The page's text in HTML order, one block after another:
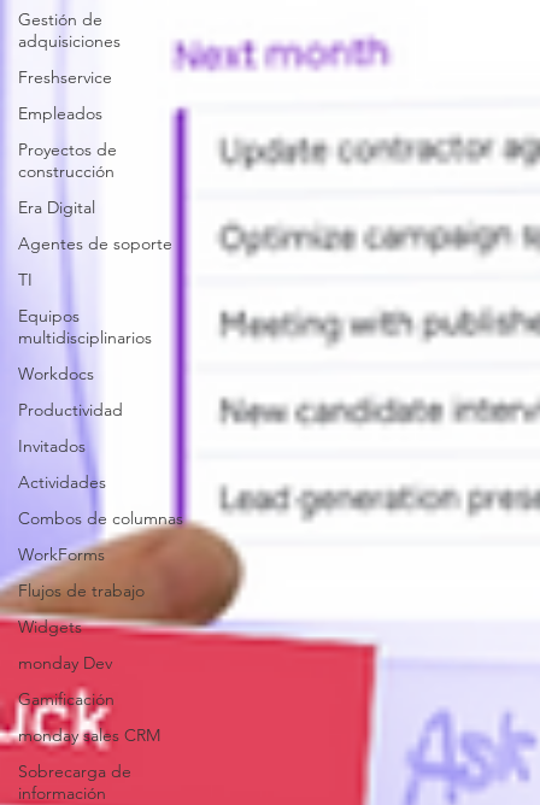
Gestión de
adquisiciones
Freshservice
Empleados
Proyectos de
construcción
Era Digital
Agentes de soporte
TI
Equipos
multidisciplinarios
Workdocs
Productividad
Invitados
Actividades
Combos de columnas
WorkForms
Flujos de trabajo
Widgets
monday Dev
Gamificación
monday sales CRM
Sobrecarga de
información